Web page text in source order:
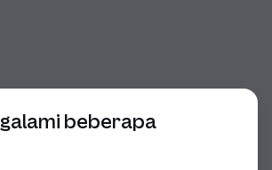
beberapa